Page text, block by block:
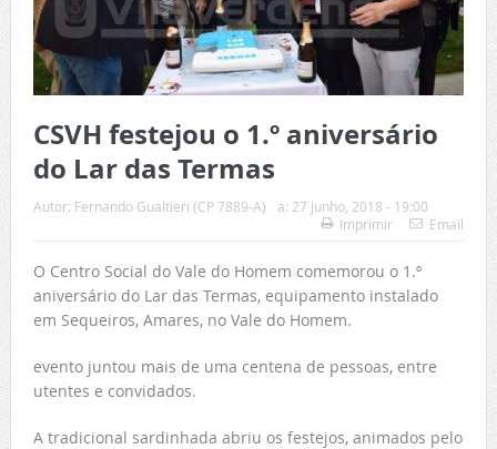
CSVH festejou o 1.º aniversário
do Lar das Termas
Autor: Fernando Gualtieri (CP 7889-A) a: 27 Junho, 2018 - 19:00
Imprimir
Email
O Centro Social do Vale do Homem comemorou o 1.º
aniversário do Lar das Termas, equipamento instalado
em Sequeiros, Amares, no Vale do Homem.
evento juntou mais de uma centena de pessoas, entre
utentes e convidados.
A tradicional sardinhada abriu os festejos, animados pelo